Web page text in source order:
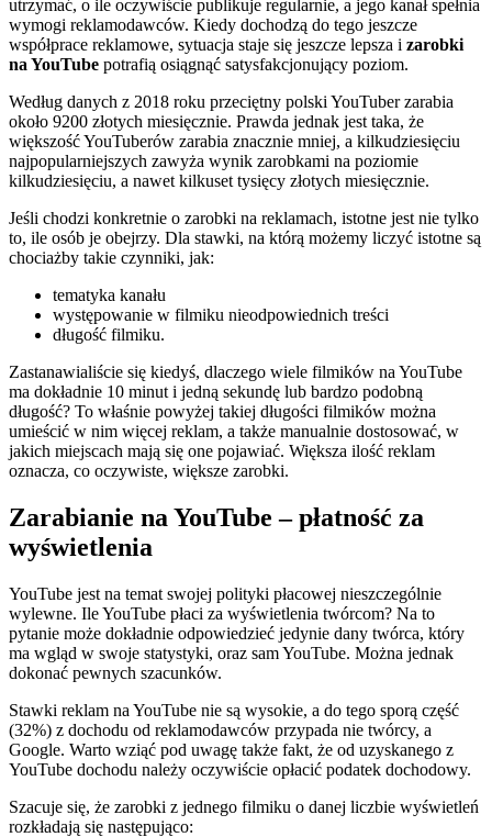
utrzymać, o ile oczywiście publikuje regularnie, a jego kanał spełnia
wymogi reklamodawców. Kiedy dochodzą do tego jeszcze
współprace reklamowe, sytuacja staje się jeszcze lepsza i zarobki
na YouTube potrafią osiągnąć satysfakcjonujący poziom.
Według danych z 2018 roku przeciętny polski YouTuber zarabia
około 9200 złotych miesięcznie. Prawda jednak jest taka, że
większość YouTuberów zarabia znacznie mniej, a kilkudziesięciu
najpopularniejszych zawyża wynik zarobkami na poziomie
kilkudziesięciu, a nawet kilkuset tysięcy złotych miesięcznie.
Jeśli chodzi konkretnie o zarobki na reklamach, istotne jest nie tylko
to, ile osób je obejrzy. Dla stawki, na którą możemy liczyć istotne są
chociażby takie czynniki, jak:
tematyka kanału
występowanie w filmiku nieodpowiednich treści
długość filmiku.
Zastanawialiście się kiedyś, dlaczego wiele filmików na YouTube
ma dokładnie 10 minut i jedną sekundę lub bardzo podobną
długość? To właśnie powyżej takiej długości filmików można
umieścić w nim więcej reklam, a także manualnie dostosować, w
jakich miejscach mają się one pojawiać. Większa ilość reklam
oznacza, co oczywiste, większe zarobki.
Zarabianie na YouTube – płatność za
wyświetlenia
YouTube jest na temat swojej polityki płacowej nieszczególnie
wylewne. Ile YouTube płaci za wyświetlenia twórcom? Na to
pytanie może dokładnie odpowiedzieć jedynie dany twórca, który
ma wgląd w swoje statystyki, oraz sam YouTube. Można jednak
dokonać pewnych szacunków.
Stawki reklam na YouTube nie są wysokie, a do tego sporą część
(32%) z dochodu od reklamodawców przypada nie twórcy, a
Google. Warto wziąć pod uwagę także fakt, że od uzyskanego z
YouTube dochodu należy oczywiście opłacić podatek dochodowy.
Szacuje się, że zarobki z jednego filmiku o danej liczbie wyświetleń
rozkładają się następująco: